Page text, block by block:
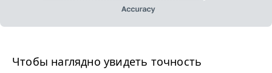
Чтобы наглядно увидеть точность